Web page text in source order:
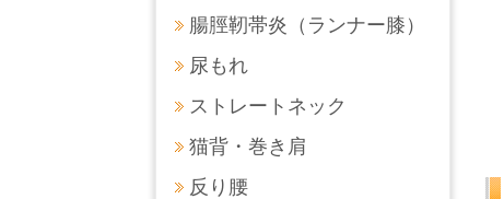
腸脛靭帯炎（ランナー膝）
尿もれ
ストレートネック
猫背・巻き肩
反り腰